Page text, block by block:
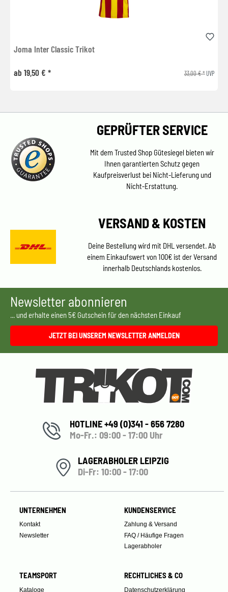
Joma Inter Classic Trikot
ab 19,50 € * 33,00 € *UVP
GEPRÜFTER SERVICE
Mit dem Trusted Shop Gütesiegel bieten wir
Ihnen garantierten Schutz gegen
Kaufpreisverlust bei Nicht-Lieferung und
Nicht-Erstattung.
VERSAND & KOSTEN
Deine Bestellung wird mit DHL versendet. Ab
einem Einkaufswert von 100€ ist der Versand
innerhalb Deutschlands kostenlos.
Newsletter abonnieren
... und erhalte einen 5€ Gutschein für den nächsten Einkauf
JETZT BEI UNSEREM NEWSLETTER ANMELDEN
HOTLINE +49 (0)341 - 656 7280
Mo-Fr.: 09:00 - 17:00 Uhr
LAGERABHOLER LEIPZIG
Di-Fr: 10:00 - 17:00
UNTERNEHMEN
Kontakt
Newsletter
KUNDENSERVICE
Zahlung & Versand
FAQ / Häufige Fragen
Lagerabholer
TEAMSPORT
Kataloge
RECHTLICHES & CO
Datenschutzerklärung